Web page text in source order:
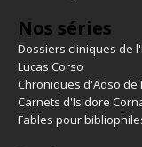
Nos séries
Dossiers cliniques de
Lucas Corso
Chroniques d'Adso de
Carnets d'Isidore
Fables pour